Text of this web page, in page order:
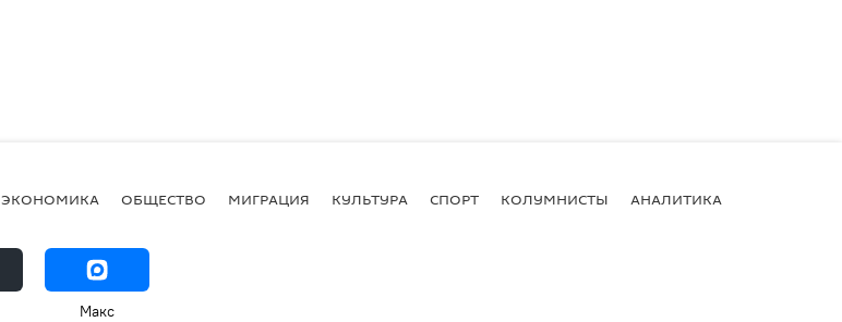
ЭКОНОМИКА ОБЩЕСТВО МИГРАЦИЯ КУЛЬТУРА СПОРТ КОЛУМНИСТЫ АНАЛИТИКА
Макс